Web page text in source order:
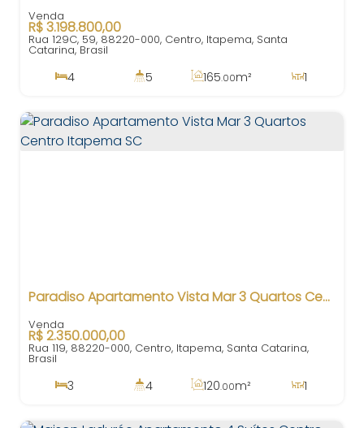
R$3.198.800,00
Rua 129C, 59, 88220-000, Centro, Itapema, Santa
Catarina, Brasil
4 5 165.00m²
1
Paradiso Apartamento Vista Mar 3 Quartos Centro Itapema SC
R$2.350.000,00
Rua 119, 88220-000, Centro, Itapema, Santa Catarina,
Brasil
3 4 120.00m²
1